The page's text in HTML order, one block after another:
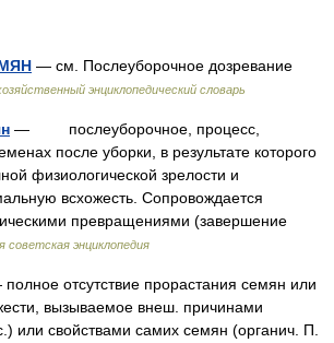
— см. Послеуборочное дозревание
энциклопедический словарь
— послеуборочное, процесс,
после уборки, в результате которого
физиологической зрелости и
всхожесть. Сопровождается
превращениями (завершение
советская энциклопедия
отсутствие прорастания семян или
вызываемое внеш. причинами
или свойствами самих семян (органич. П.